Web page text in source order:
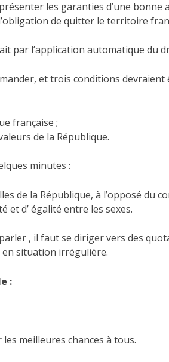
les garanties d’une bonne
de quitter le territoire
par l’application automatique du
et trois conditions
française ;
de la République.
minutes :
de la République, à l’opposé du
et d’ égalité entre les sexes.
, il faut se diriger vers des
en situation irrégulière.
:
les meilleures chances à tous.